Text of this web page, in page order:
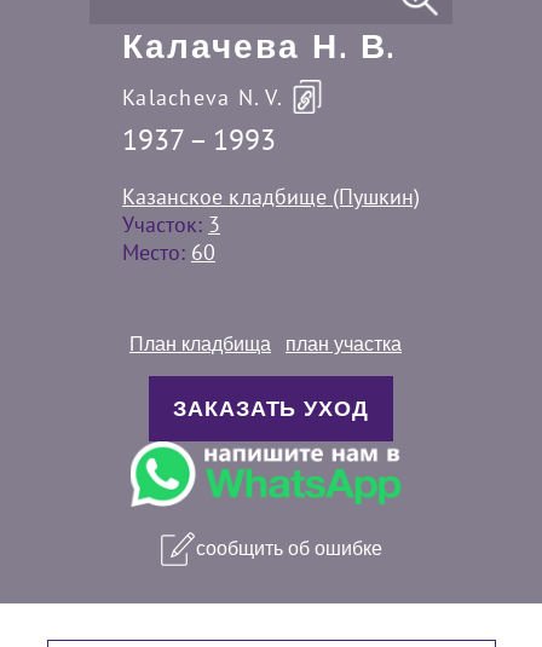
Калачева Н. В.
Kalacheva N. V.
1937 – 1993
Казанское кладбище (Пушкин)
Участок: 3
Место: 60
План кладбища план участка
ЗАКАЗАТЬ УХОД
сообщить об ошибке